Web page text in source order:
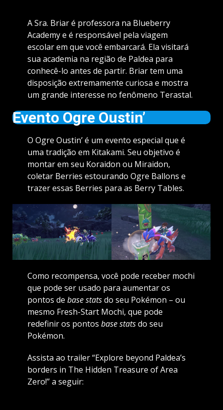
A Sra. Briar é professora na Blueberry
Academy e é responsável pela viagem
escolar em que você embarcará. Ela visitará
sua academia na região de Paldea para
conhecê-lo antes de partir. Briar tem uma
disposição extremamente curiosa e mostra
um grande interesse no fenômeno Terastal.
Evento Ogre Oustin’
O Ogre Oustin’ é um evento especial que é
uma tradição em Kitakami. Seu objetivo é
montar em seu Koraidon ou Miraidon,
coletar Berries estourando Ogre Ballons e
trazer essas Berries para as Berry Tables.
Como recompensa, você pode receber mochi
que pode ser usado para aumentar os
pontos de base statsdo seu Pokémon – ou
mesmo Fresh-Start Mochi, que pode
redefinir os pontos base statsdo seu
Pokémon.
Assista ao trailer “Explore beyond Paldea’s
borders in The Hidden Treasure of Area
Zero!” a seguir: